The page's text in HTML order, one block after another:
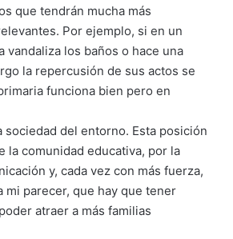
que tendrán mucha más
Por ejemplo, si en un
los baños o hace una
la repercusión de sus actos se
funciona bien pero en
del entorno. Esta posición
la comunidad educativa, por la
y, cada vez con más fuerza,
mi parecer, que hay que tener
atraer a más familias